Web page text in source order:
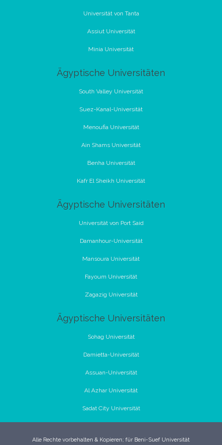
Universität von Tanta
Assiut Universität
Minia Universität
Ägyptische Universitäten
South Valley Universität
Suez-Kanal-Universität
Menoufia Universität
Ain Shams Universität
Benha Universität
Kafr El Sheikh Universität
Ägyptische Universitäten
Universität von Port Said
Damanhour-Universität
Mansoura Universität
Fayoum Universität
Zagazig Universität
Ägyptische Universitäten
Sohag Universität
Damietta-Universität
Assuan-Universität
Al Azhar Universität
Sadat City Universität
Alle Rechte vorbehalten & Kopieren; für Beni-Suef Universität